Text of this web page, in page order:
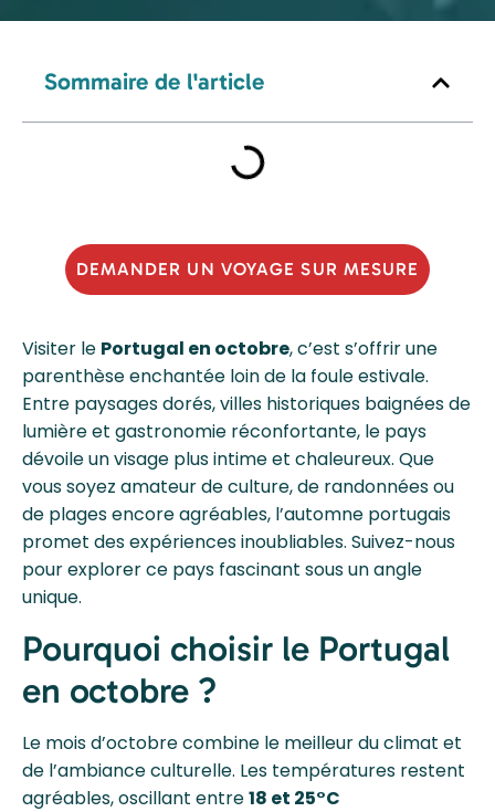
Visiter le Portugal en octobre, c’est s’offrir une
parenthèse enchantée loin de la foule estivale.
Entre paysages dorés, villes historiques baignées de
lumière et gastronomie réconfortante, le pays
dévoile un visage plus intime et chaleureux. Que
vous soyez amateur de culture, de randonnées ou
de plages encore agréables, l’automne portugais
promet des expériences inoubliables. Suivez-nous
pour explorer ce pays fascinant sous un angle
unique.
Pourquoi choisir le Portugal
en octobre ?
Le mois d’octobre combine le meilleur du climat et
de l’ambiance culturelle. Les températures restent
agréables, oscillant entre18 et 25°C
Sommaire de l'article
DEMANDER UN VOYAGE SUR MESURE